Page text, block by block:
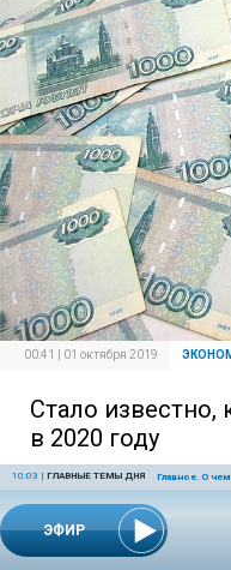
ЭФИР
10:03 | ГЛАВНЫЕ ТЕМЫ ДНЯ Главное. О
00:41 | 01 октября 2019
Стало
в 2020 году